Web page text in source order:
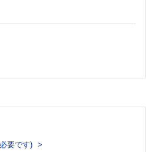
（渡辺慶一郎，金生由紀子）
（渡辺慶一郎，金生由紀子）
美智夫）
重なり （宮本信也）
要です)